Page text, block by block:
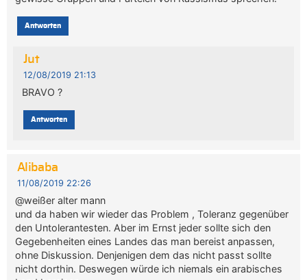
Antworten
Jut
12/08/2019 21:13
BRAVO ?
Antworten
Alibaba
11/08/2019 22:26
@weißer alter mann
und da haben wir wieder das Problem , Toleranz gegenüber
den Untolerantesten. Aber im Ernst jeder sollte sich den
Gegebenheiten eines Landes das man bereist anpassen,
ohne Diskussion. Denjenigen dem das nicht passt sollte
nicht dorthin. Deswegen würde ich niemals ein arabisches